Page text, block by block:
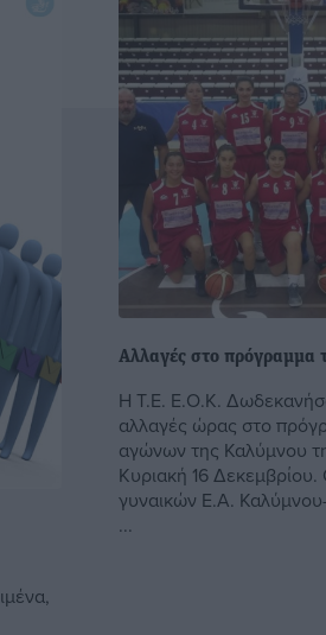
Αλλαγές στο πρόγραμμα
Η Τ.Ε. Ε.Ο.Κ.
αλλαγές ώρας στο
αγώνων της Καλύμνου
Κυριακή 16
γυναικών Ε.Α.
...